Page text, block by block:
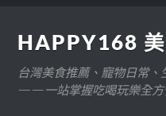
HAPPY168
台灣美食推薦、寵物日常
——一站掌握吃喝玩樂全方